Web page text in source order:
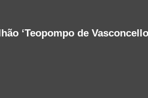
1932
‘Teopompo de